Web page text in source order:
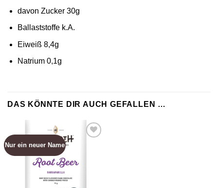
davon Zucker 30g
Ballaststoffe k.A.
Eiweiß 8,4g
Natrium 0,1g
DAS KÖNNTE DIR AUCH GEFALLEN …
Nur ein neuer Name